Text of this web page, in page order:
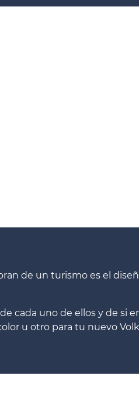
de un turismo es el
cada uno de ellos y de si
u otro para tu nuevo